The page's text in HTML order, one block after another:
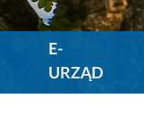
E-
URZĄD